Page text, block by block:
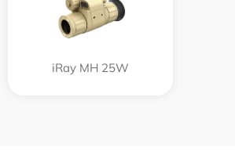
iRay MH 25W